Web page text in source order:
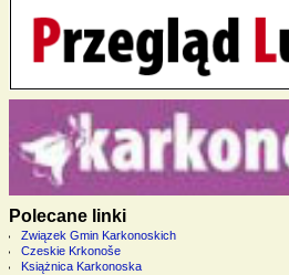
Polecane linki
Związek Gmin Karkonoskich
Czeskie Krkonoše
Książnica Karkonoska